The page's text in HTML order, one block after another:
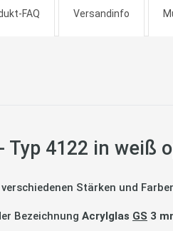
Typ 4122 in weiß
Stärken und
Bezeichnung Acrylglas GS 3
FAQ Versandinfo